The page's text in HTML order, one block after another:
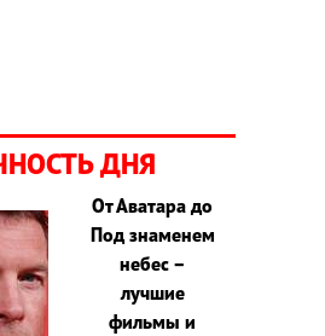
ДНЯ
От Аватара до
Под знаменем
небес –
лучшие
фильмы и